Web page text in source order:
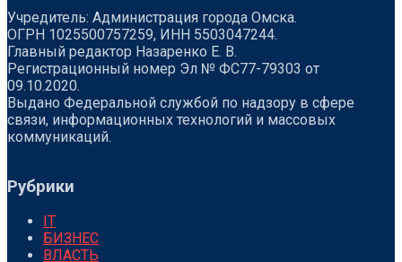
Учредитель: Администрация города Омска.
ОГРН 1025500757259, ИНН 5503047244.
Главный редактор Назаренко Е. В.
Регистрационный номер Эл № ФС77-79303 от
09.10.2020.
Выдано Федеральной службой по надзору в сфере
связи, информационных технологий и массовых
коммуникаций.
Рубрики
IT
БИЗНЕС
ВЛАСТЬ